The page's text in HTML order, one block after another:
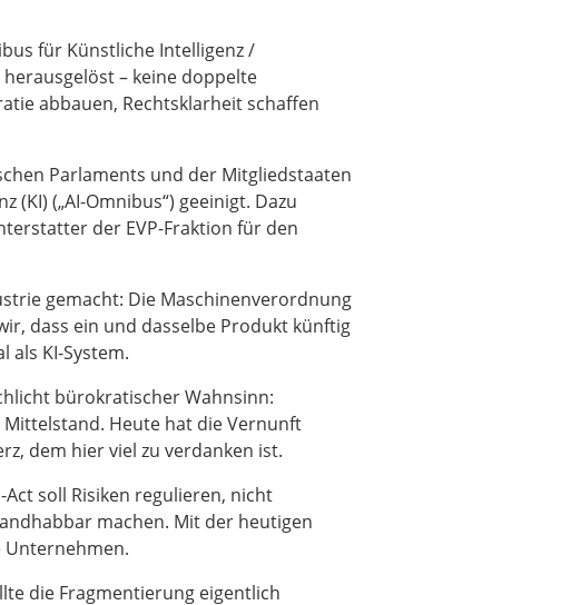
für Künstliche Intelligenz /
– keine doppelte
abbauen, Rechtsklarheit schaffen
Parlaments und der Mitgliedstaaten
(„AI-Omnibus“) geeinigt. Dazu
der EVP-Fraktion für den
gemacht: Die Maschinenverordnung
dass ein und dasselbe Produkt künftig
als KI-System.
bürokratischer Wahnsinn:
Heute hat die Vernunft
dem hier viel zu verdanken ist.
Act soll Risiken regulieren, nicht
machen. Mit der heutigen
Unternehmen.
die Fragmentierung eigentlich